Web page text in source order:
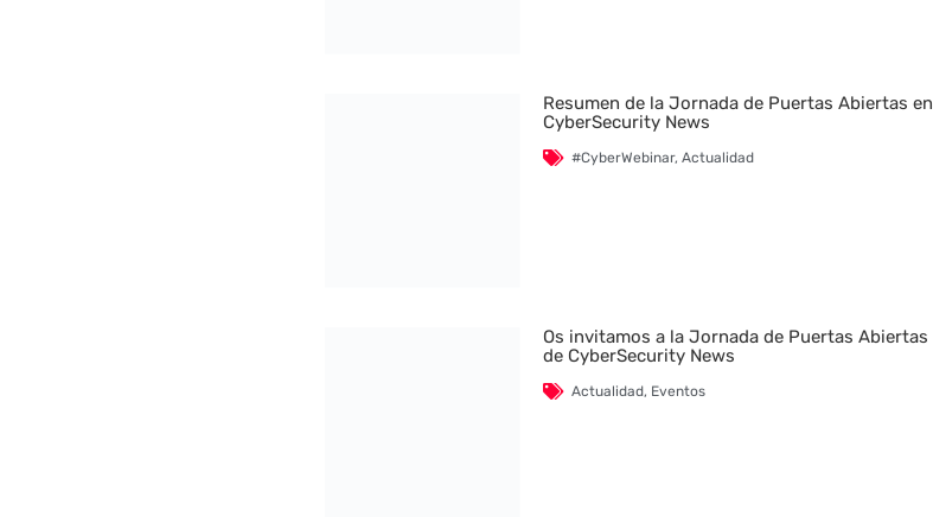
Resumen de la Jornada de Puertas Abiertas en
CyberSecurity News
#CyberWebinar, Actualidad
Os invitamos a la Jornada de Puertas Abiertas
de CyberSecurity News
Actualidad, Eventos